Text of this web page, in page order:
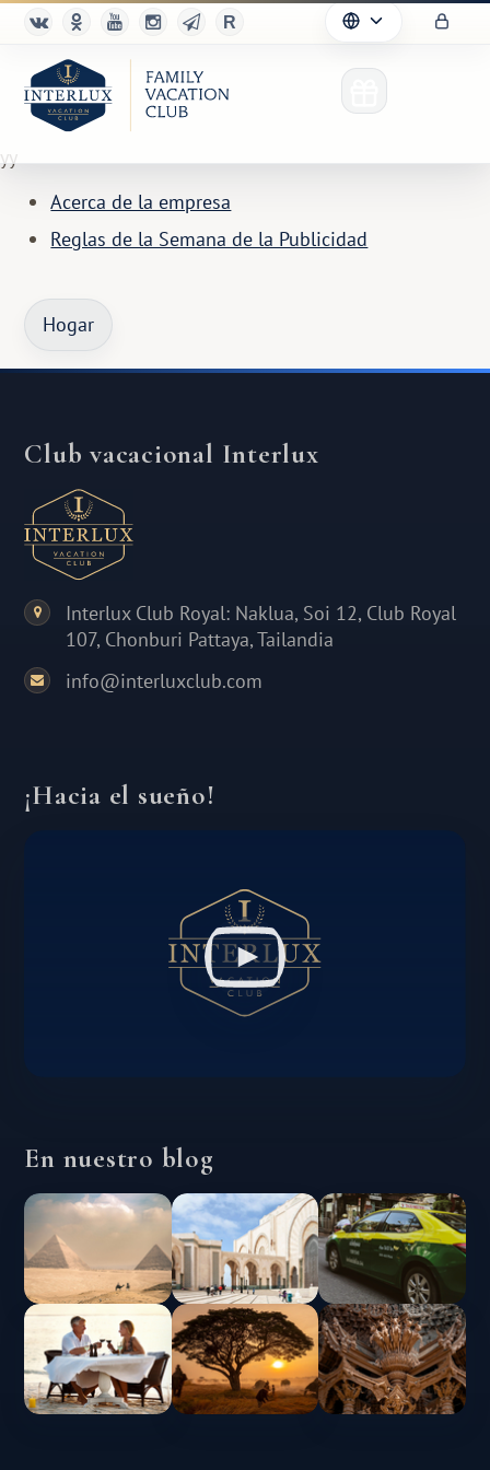
yy
Acerca de la empresa
Reglas de la Semana de la Publicidad
Hogar
Club vacacional Interlux
Interlux Club Royal: Naklua, Soi 12, Club Royal
107, Chonburi Pattaya, Tailandia
info@interluxclub.com
¡Hacia el sueño!
En nuestro blog